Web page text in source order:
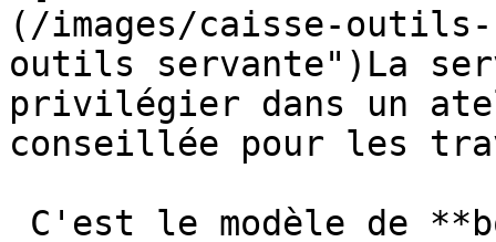
(/images/caisse-
outils servante")La
privilégier dans un
conseillée pour les